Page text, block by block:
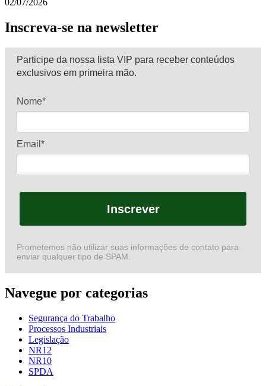
Inscreva-se na newsletter
Participe da nossa lista VIP para receber conteúdos
exclusivos em primeira mão.
Nome*
Email*
Inscrever
Prometemos não utilizar suas informações de contato para
enviar qualquer tipo de SPAM.
Navegue por categorias
Segurança do Trabalho
Processos Industriais
Legislação
NR12
NR10
SPDA